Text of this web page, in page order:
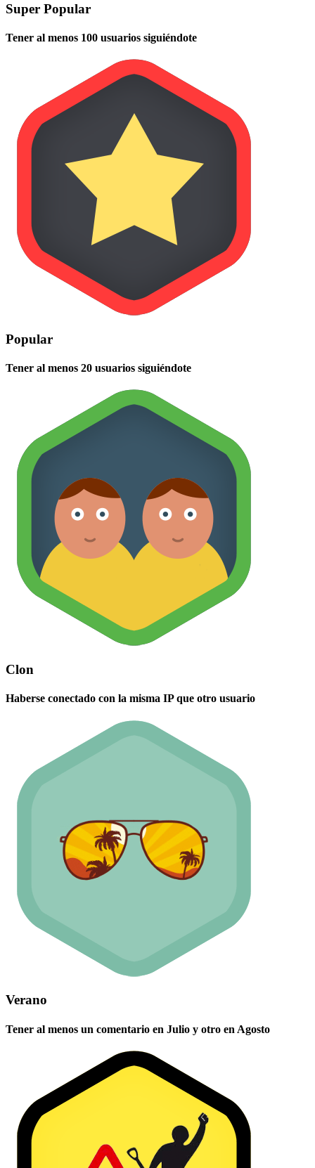
Super Popular
Tener al menos 100 usuarios siguiéndote
Popular
Tener al menos 20 usuarios siguiéndote
Clon
Haberse conectado con la misma IP que otro usuario
Verano
Tener al menos un comentario en Julio y otro en Agosto